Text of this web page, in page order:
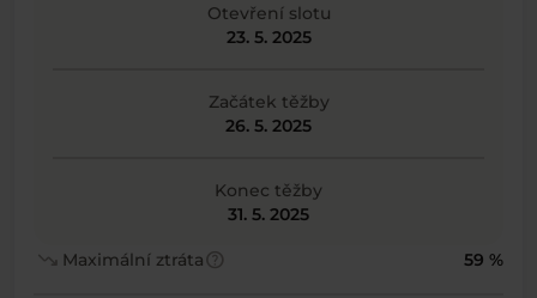
Otevření slotu
23. 5. 2025
Začátek těžby
26. 5. 2025
Konec těžby
31. 5. 2025
trending_down Maximální ztrátahelp 59 %